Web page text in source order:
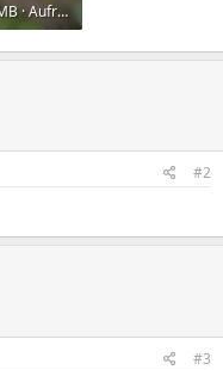
2,2 MB · Aufrufe: 367
#2
#3